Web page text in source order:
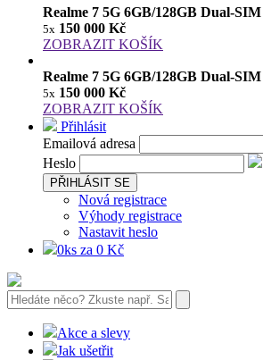
Realme 7 5G 6GB/128GB Dual-
5x 150 000 Kč
ZOBRAZIT KOŠÍK
Realme 7 5G 6GB/128GB Dual-
5x 150 000 Kč
ZOBRAZIT KOŠÍK
Přihlásit
Emailová adresa
Heslo
PŘIHLÁSIT SE
Nová registrace
Výhody registrace
Nastavit heslo
0ks za 0 Kč
Akce a slevy
Jak ušetřit